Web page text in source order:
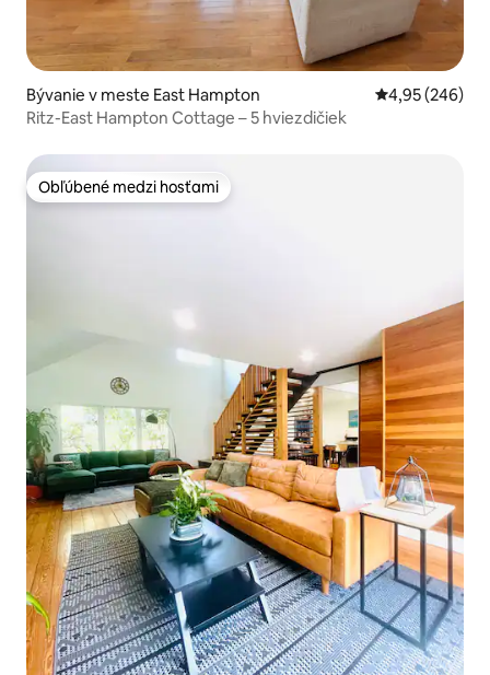
Bývanie v meste East Hampton Priemerné
4,95 (246)
Ritz-East Hampton Cottage – 5 hviezdičiek
Obľúbené medzi hosťami
Obľúbené medzi hosťami